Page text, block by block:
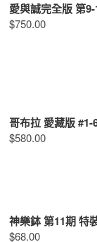
愛與誠完全版 第
$750.00
哥布拉 愛藏版 #1-
$580.00
神樂鉢 第11期 特
$68.00